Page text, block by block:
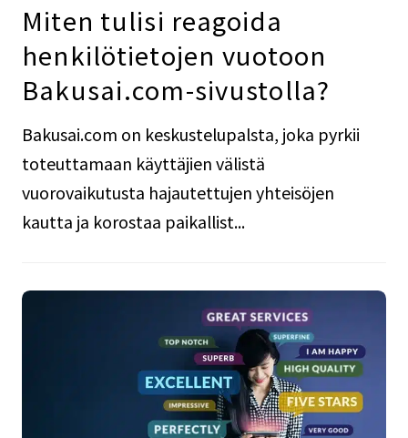
Miten tulisi reagoida
henkilötietojen vuotoon
Bakusai.com-sivustolla?
Bakusai.com on keskustelupalsta, joka pyrkii
toteuttamaan käyttäjien välistä
vuorovaikutusta hajautettujen yhteisöjen
kautta ja korostaa paikallist...